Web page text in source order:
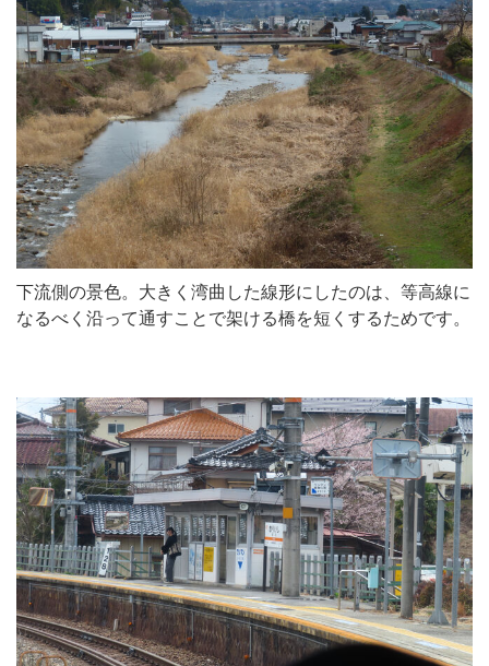
下流側の景色。大きく湾曲した線形にしたのは、等高線に
なるべく沿って通すことで架ける橋を短くするためです。